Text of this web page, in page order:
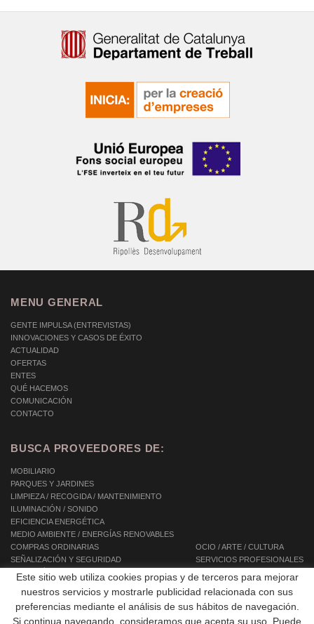
MENU GENERAL
GENTE IMPULSA (ENTREVISTAS)
INNOVACIONES Y CASOS DE ÉXITO
ACTUALIDAD
OFERTAS
ENTES
QUÉ HACEMOS
COMUNICACIÓN
CONTACTO
BUSCA PROVEEDORES DE:
MOBILIARIO
PARQUES Y JARDINES
LIMPIEZA / RECOGIDA / MANTENIMIENTO
ILUMINACIÓN / SONIDO
EFICIENCIA ENERGÉTICA
MEDIO AMBIENTE / ENERGÍAS RENOVABLES
COMPRAS ORDINARIAS
SEÑALIZACIÓN Y SEGURIDAD
INFORMÁTICA / TIC / TELECOMUNICACIONES
AUTOMOCIÓN / TRANSPORTE / MOVILIDAD
EQUIPAMIENTOS
OBRAS PÚBLICAS / CONSTRUCCIÓN
OCIO / ARTE / CULTURA
SERVICIOS PROFESIONALES
SERVICIOS INTEGRALES
SERVICIOS A LAS PERSONAS
Este sitio web utiliza cookies propias y de terceros para mejorar
nuestros servicios y mostrarle publicidad relacionada con sus
preferencias mediante el análisis de sus hábitos de navegación.
Si continua navegando, consideramos que acepta su uso. Puede